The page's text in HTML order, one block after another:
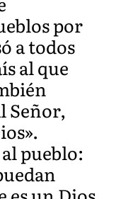
por
a todos
al que
Señor,
pueblo: